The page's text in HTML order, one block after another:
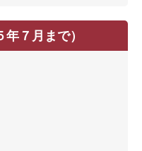
７月まで）